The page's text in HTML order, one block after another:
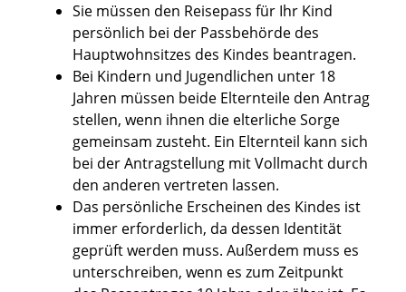
Sie müssen den Reisepass für Ihr Kind
persönlich bei der Passbehörde des
Hauptwohnsitzes des Kindes beantragen.
Bei Kindern und Jugendlichen unter 18
Jahren müssen beide Elternteile den Antrag
stellen, wenn ihnen die elterliche Sorge
gemeinsam zusteht. Ein Elternteil kann sich
bei der Antragstellung mit Vollmacht durch
den anderen vertreten lassen.
Das persönliche Erscheinen des Kindes ist
immer erforderlich, da dessen Identität
geprüft werden muss. Außerdem muss es
unterschreiben, wenn es zum Zeitpunkt